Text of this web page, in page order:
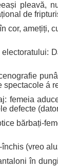
de
amețiți,
á
defecte
bărbați-
(vreo
în